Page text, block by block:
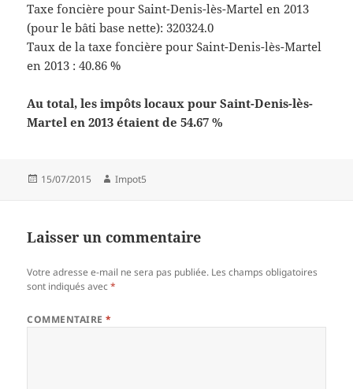
Taxe foncière pour Saint-Denis-lès-Martel en 2013
(pour le bâti base nette): 320324.0
Taux de la taxe foncière pour Saint-Denis-lès-Martel
en 2013 : 40.86 %
Au total, les impôts locaux pour Saint-Denis-lès-
Martel en 2013 étaient de 54.67 %
Publié
15/07/2015 Auteur
Impot5
Laisser un commentaire
Votre adresse e-mail ne sera pas publiée. Les champs obligatoires
sont indiqués avec*
COMMENTAIRE*